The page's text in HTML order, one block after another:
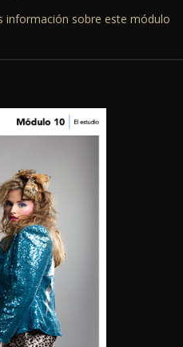
información sobre este módulo